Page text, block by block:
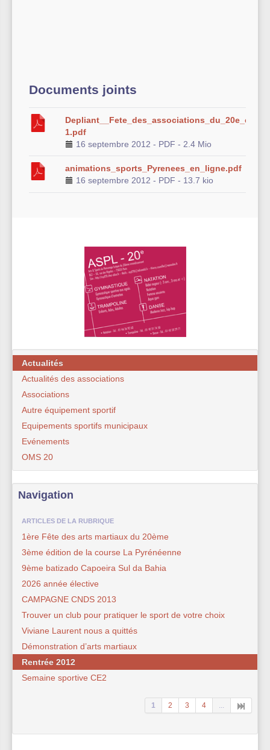
Documents joints
1.pdf
16 septembre 2012 - PDF - 2.4 Mio
animations_sports_Pyrenees_en_ligne.pdf
16 septembre 2012 - PDF - 13.7 kio
Actualités
Actualités des associations
Associations
Autre équipement sportif
Equipements sportifs municipaux
Evénements
OMS 20
Navigation
ARTICLES DE LA RUBRIQUE
1ère Fête des arts martiaux du 20ème
3ème édition de la course La Pyrénéenne
9ème batizado Capoeira Sul da Bahia
2026 année élective
CAMPAGNE CNDS 2013
Trouver un club pour pratiquer le sport de votre choix
Viviane Laurent nous a quittés
Démonstration d’arts martiaux
Rentrée 2012
Semaine sportive CE2
1 2 3 4 ...